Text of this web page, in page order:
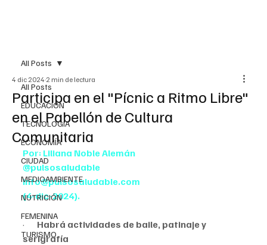
All Posts
EDUCACIÓN
TECNOLOGÍA
ECONOMÍA
CIUDAD
MEDIOAMBIENTE
NUTRICIÓN
FEMENINA
TURISMO
All Posts
Participa en el "Pícnic a Ritmo Libre"
en el Pabellón de Cultura
Comunitaria
4 dic 2024 2 min de lectura
Por: Liliana Noble Alemán
@pulsosaludable
info@pulsosaludable.com
(4-dic-2024).
· Habrá actividades de baile, patinaje y
serigrafía